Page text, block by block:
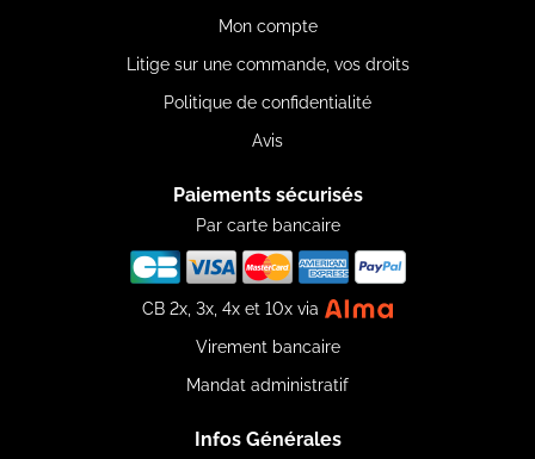
Mon compte
Litige sur une commande, vos droits
Politique de confidentialité
Avis
Paiements sécurisés
Par carte bancaire
CB 2x, 3x, 4x et 10x via
Virement bancaire
Mandat administratif
Infos Générales